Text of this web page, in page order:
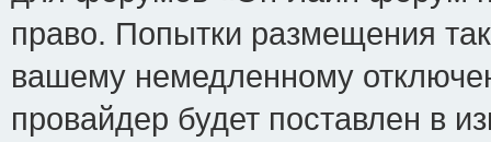
право. Попытки размещения
вашему немедленному
провайдер будет поставлен в